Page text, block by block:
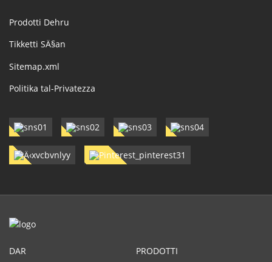
Prodotti Dehru
Tikketti SÄ§an
Sitemap.xml
Politika tal-Privatezza
DAR PRODOTTI